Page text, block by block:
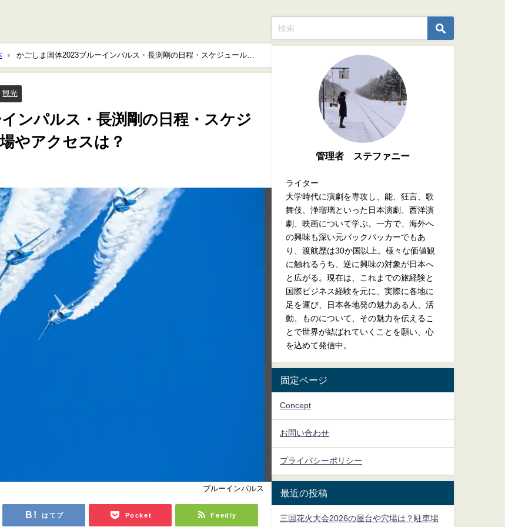
かごしま国体2023ブルーインパルス・長渕剛の日程・スケジュール
観光
ンパルス・長渕剛の日程・スケジ
やアクセスは？
ブルーインパルス
はてブ Pocket Feedly
管理者 ステファニー
ライター
大学時代に演劇を専攻し、能、狂言、歌
舞伎、浄瑠璃といった日本演劇、西洋演
劇、映画について学ぶ。一方で、海外へ
の興味も深い元バックパッカーでもあ
り、渡航歴は30か国以上。様々な価値観
に触れるうち、逆に興味の対象が日本へ
と広がる。現在は、これまでの旅経験と
国際ビジネス経験を元に、実際に各地に
足を運び、日本各地発の魅力ある人、活
動、ものについて、その魅力を伝えるこ
とで世界が結ばれていくことを願い、心
を込めて発信中。
固定ページ
Concept
お問い合わせ
プライバシーポリシー
最近の投稿
三国花火大会2026の屋台や穴場は？駐車場